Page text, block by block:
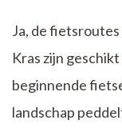
Ja, de
Kras zijn
beginnende
landschap